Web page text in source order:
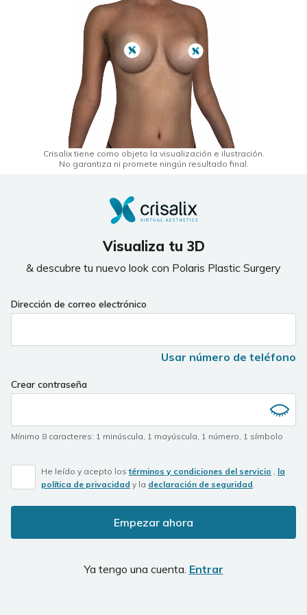
Crisalix tiene como objeto la visualización e ilustración.
No garantiza ni promete ningún resultado final.
Visualiza tu 3D
& descubre tu nuevo look con Polaris Plastic Surgery
Dirección de correo electrónico
Usar número de teléfono
Crear contraseña
Mínimo 8 caracteres: 1 minúscula, 1 mayúscula, 1 número, 1 símbolo
He leído y acepto lostérminos y condiciones del servicio , la
política de privacidad y la declaración de seguridad.
Empezar ahora
Ya tengo una cuenta. Entrar